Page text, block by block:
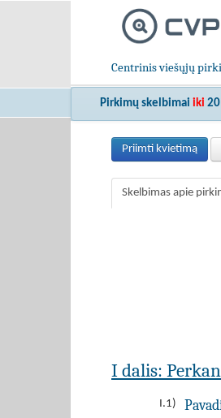
Centrinis viešųjų
Pirkimų skelbimai iki
Priimti kvietimą
Skelbimas apie
I dalis:
I.1)